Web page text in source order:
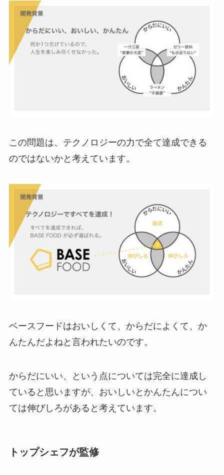
この問題は、テクノロジーの力で全て達成できる
のではないかと考えています。
ベースフードはおいしくて、からだによくて、か
んたんだよねと言われたいのです。
からだにいい、という点については完全に達成し
ていると思いますが、おいしいとかんたんについ
ては伸びしろがあると考えています。
トップシェフが監修